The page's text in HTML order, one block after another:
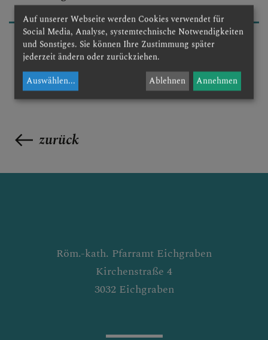
zurück
Röm.-kath. Pfarramt Eichgraben
Kirchenstraße 4
3032 Eichgraben
Auf unserer Webseite werden Cookies verwendet für
Social Media, Analyse, systemtechnische Notwendigkeiten
und Sonstiges. Sie können Ihre Zustimmung später
jederzeit ändern oder zurückziehen.
Auswählen... Ablehnen Annehmen